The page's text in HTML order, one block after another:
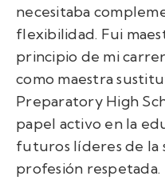
necesitaba
flexibilidad. Fui
principio de mi
como maestra
Preparatory High
papel activo en la
futuros líderes de la
profesión respetada.